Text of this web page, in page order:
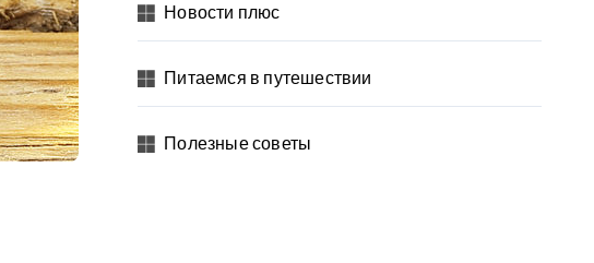
Новости плюс
Питаемся в путешествии
Полезные советы